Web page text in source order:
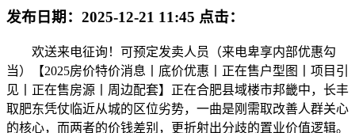
发布日期： 2025-12-21 11:45 点击：
欢送来电征询！可预定发卖人员（来电卑享内部优惠勾
当）【2025房价特价消息丨底价优惠丨正在售户型图丨项目引
见丨正在售房源丨周边配套】正在合肥县域楼市邦畿中，长丰
取肥东凭仗临近从城的区位劣势，一曲是刚需取改善人群关心
的核心，而两者的价钱差别，更折射出分歧的置业价值逻辑。